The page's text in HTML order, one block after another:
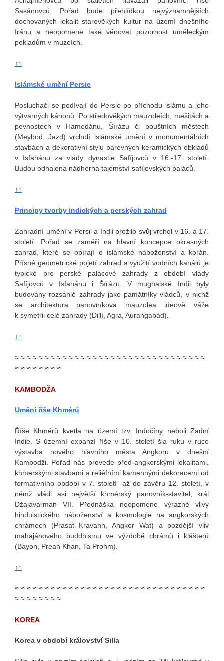
Sasánovců. Pořad bude přehlídkou nejvýznamnějších
dochovaných lokalit starověkých kultur na území dnešního
Iránu a neopomene také věnovat pozornost uměleckým
pokladům v muzeích.
↑↑
Islámské umění Persie
Posluchači se podívají do Persie po příchodu islámu a jeho
výtvarných kánonů. Po středověkých mauzoleích, mešitách a
pevnostech v Hamedánu, Šírázu či pouštních městech
(Meybod, Jazd) vrcholí islámské umění v monumentálních
stavbách a dekorativní stylu barevných keramických obkladů
v Isfahánu za vlády dynastie Safíjovců v 16.-17. století.
Budou odhalena nádherná tajemství safíjovských paláců.
↑↑
Principy tvorby indických a perských zahrad
Zahradní umění v Persii a Indii prožilo svůj vrchol v 16. a 17.
století. Pořad se zaměří na hlavní koncepce okrasných
zahrad, které se opírají o islámské náboženství a korán.
Přísné geometrické pojetí zahrad a využití vodních kanálů je
typické pro perské palácové zahrady z období vlády
Safíjovců v Isfahánu i Šírázu. V mughalské Indii byly
budovány rozsáhlé zahrady jako památníky vládců, v nichž
se architektura panovníkova mauzolea ideově váže
k symetrii celé zahrady (Dillí, Agra, Aurangabád).
↑↑
≈ ≈ ≈ ≈ ≈ ≈ ≈ ≈ ≈ ≈ ≈ ≈ ≈ ≈ ≈ ≈ ≈ ≈ ≈ ≈ ≈ ≈ ≈ ≈ ≈ ≈ ≈ ≈ ≈ ≈ ≈ ≈
≈ ≈ ≈ ≈ ≈ ≈ ≈ ≈
KAMBODŽA
Umění říše Khmérů
Říše Khmérů kvetla na území tzv. Indočíny neboli Zadní
Indie. S územní expanzí říše v 10. století šla ruku v ruce
výstavba nového hlavního města Angkoru v dnešní
Kambodži. Pořad nás provede před-angkorskými lokalitami,
khmerskými stavbami a reliéfními kamennými dekoracemi od
formativního období v 7. století až do závěru 12. století, v
němž vládl asi největší khmérský panovník-stavitel, král
Džajavarman VII. Přednáška neopomene výrazné vlivy
hinduistického náboženství a kosmologie na angkorských
chrámech (Prasat Kravanh, Angkor Wat) a pozdější vliv
mahajánového buddhismu ve výzdobě chrámů i klášterů
(Bayon, Preah Khan, Ta Prohm).
↑↑
≈ ≈ ≈ ≈ ≈ ≈ ≈ ≈ ≈ ≈ ≈ ≈ ≈ ≈ ≈ ≈ ≈ ≈ ≈ ≈ ≈ ≈ ≈ ≈ ≈ ≈ ≈ ≈ ≈ ≈ ≈ ≈
≈ ≈ ≈ ≈ ≈ ≈ ≈ ≈
KOREA
Korea v období království Silla